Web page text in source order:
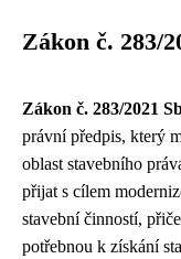
Zákon č. 283/
Zákon č. 283/2021
právní předpis, který
oblast stavebního
přijat s cílem
stavební činností,
potřebnou k získání